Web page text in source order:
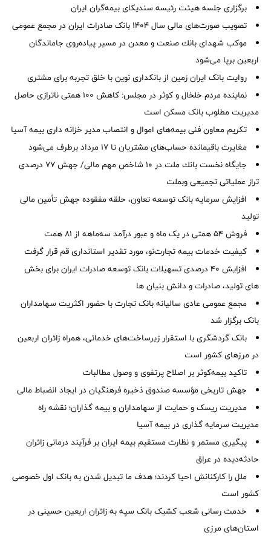
برگزاری جلسه هیئت رئیسه سندیکای بیمه‌گران ایران
تصویب صورت‌های مالی سال ۱۴۰۴ بانک صادرات ایران در مجمع عمومی
موكب شهدای بانك صنعت و معدن در مسیر پیاده‌روی جاماندگان
اربعین برپا می‌شود
روایت بانک ایران زمین از بانکداری نوین با خلق تجربه برای مشتری
نماینده مردم خلخال و کوثر در مجلس: کاهش ۱۰۰ همتی ناترازی حاصل
مدیریت مطلوب بانک مسکن است
تکریم معاون فنی بیمه‌های اموال و انتصاب مدیر خزانه داری بیمه آسیا
مغایرت‌ باقیمانده حساب‌های مشتریان تا ۱۷ مرداد برطرف می‌شود
جایگاه نخست بانك ملت در 10 شاخص مهم مالی/ جهش 77 درصدی
تراز عملیاتی تجمیعی وبملت
افزایش سرمایه بانک توسعه تعاون، حلقه مفقوده جهش تأمین مالی
تولید
فروش 54 همتی در یک ماه و عبور درآمد سه‌ماهه از 81 همت
کیفیت خدمات بیمه تجارت‌نو، مورد تقدیر استانداری قم قرار گرفت
افزایش 40 درصدی تسهیلات بانک توسعه صادرات ایران برای بخش
های تولید، صادرات و دانش بنیان ها
مجمع عمومی عادی سالیانه بانک تجارت با حضور اکثریت سهامداران
بانک برگزار شد
بانک گردشگری با استقرار زیرساخت‌های خدماتی، همراه زائران اربعین
در مرزهای کشور است
تاکید بیمه‌کوثر بر اصلاح پرتفوی و وصول مطالبات ‌
جهش تاریخی مؤسسه صندوق ذخیره فرهنگیان در ایجاد انضباط مالی
مدیریت ریسک و حمایت از سهامداران و بیمه گذاران؛ نقشه راه
مدیریت سرمایه گذاری در بیمه آسیا
پیگیری مستمر و نظارت مستقیم بیمه ایران بر فرآیند درمانی زائران
حادثه‌دیده در عراق
ملل را کارکنانش احیا کردند؛ هدف ما تبدیل شدن به بانک اول خصوصی
کشور است
خدمت رسانی شعب کشیک بانک سپه به زائران اربعین حسینی در
استان‌‌های مرزی